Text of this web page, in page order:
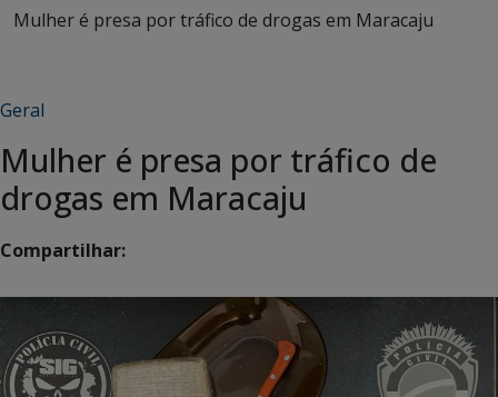
Mulher é presa por tráfico de drogas em Maracaju
Geral
Mulher é presa por tráfico de
drogas em Maracaju
Compartilhar: